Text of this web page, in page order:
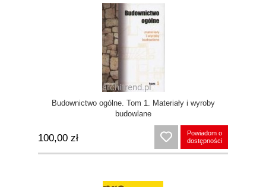
Budownictwo ogólne. Tom 1. Materiały i wyroby
budowlane
100,00 zł
Powiadom o
dostępności